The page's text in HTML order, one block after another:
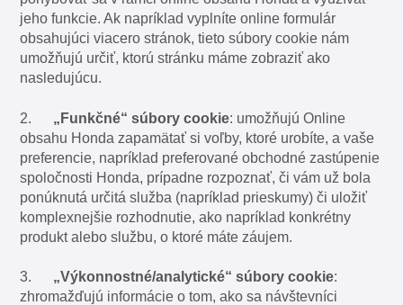
jeho funkcie. Ak napríklad vyplníte online formulár
obsahujúci viacero stránok, tieto súbory cookie nám
umožňujú určiť, ktorú stránku máme zobraziť ako
nasledujúcu.
2. „Funkčné“ súbory cookie: umožňujú Online
obsahu Honda zapamätať si voľby, ktoré urobíte, a vaše
preferencie, napríklad preferované obchodné zastúpenie
spoločnosti Honda, prípadne rozpoznať, či vám už bola
ponúknutá určitá služba (napríklad prieskumy) či uložiť
komplexnejšie rozhodnutie, ako napríklad konkrétny
produkt alebo službu, o ktoré máte záujem.
3. „Výkonnostné/analytické“ súbory cookie:
zhromažďujú informácie o tom, ako sa návštevníci